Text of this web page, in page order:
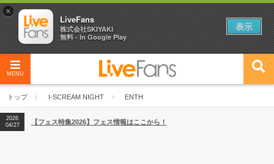
MENU
トップ I-SCREAM NIGHT ENTH
2026
04/27
2026
【ライブ動員ランキング】2026年上半期編発表！
2026
04/27
【フェス特集2026】フェス情報はここから！
×
LiveFans
株式会社SKIYAKI
無料 - In Google Play
表示